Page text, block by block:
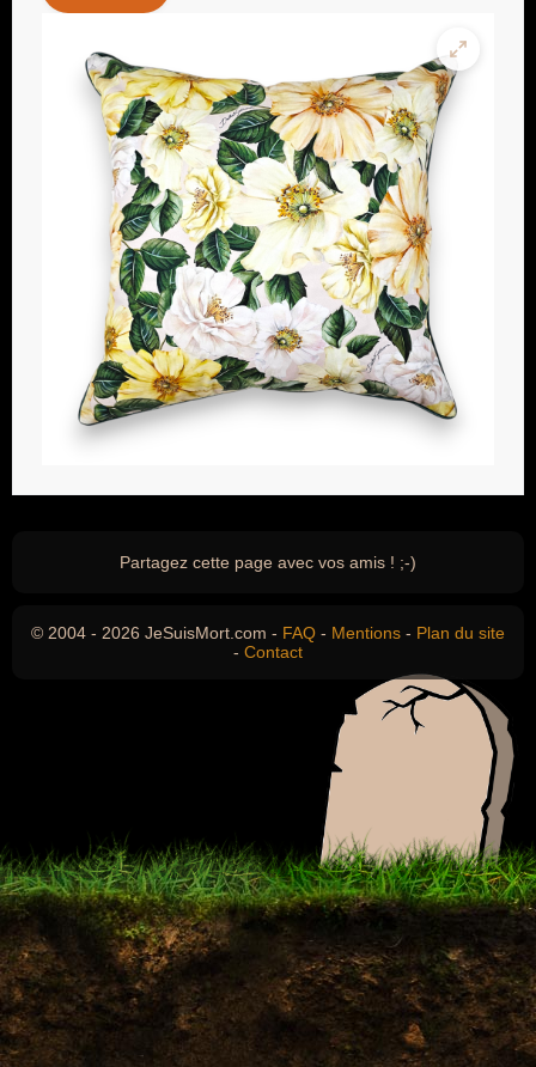
Partagez cette page avec vos amis ! ;-)
© 2004 - 2026 JeSuisMort.com - FAQ - Mentions - Plan du site
- Contact